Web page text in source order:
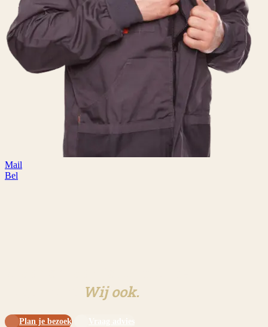
Mail
Bel
Wij ook.
Plan je bezoek Vraag advies